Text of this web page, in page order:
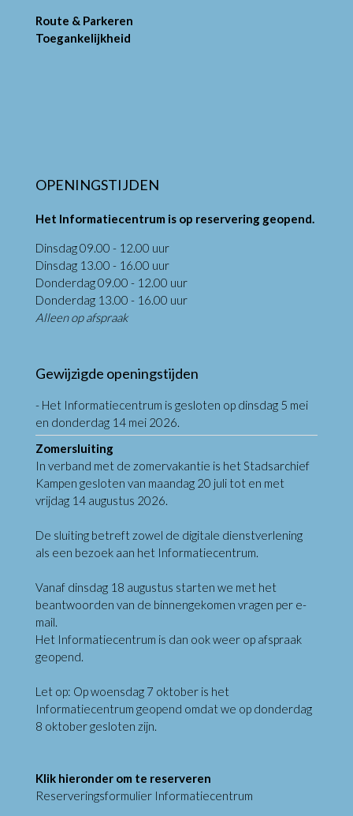
Route & Parkeren
Toegankelijkheid
OPENINGSTIJDEN
Het Informatiecentrum is op reservering geopend.
Dinsdag 09.00 - 12.00 uur
Dinsdag 13.00 - 16.00 uur
Donderdag 09.00 - 12.00 uur
Donderdag 13.00 - 16.00 uur
Alleen op afspraak
Gewijzigde openingstijden
- Het Informatiecentrum is gesloten op dinsdag 5 mei
en donderdag 14 mei 2026.
Zomersluiting
In verband met de zomervakantie is het Stadsarchief
Kampen gesloten van maandag 20 juli tot en met
vrijdag 14 augustus 2026.
De sluiting betreft zowel de digitale dienstverlening
als een bezoek aan het Informatiecentrum.
Vanaf dinsdag 18 augustus starten we met het
beantwoorden van de binnengekomen vragen per e-
mail.
Het Informatiecentrum is dan ook weer op afspraak
geopend.
Let op: Op woensdag 7 oktober is het
Informatiecentrum geopend omdat we op donderdag
8 oktober gesloten zijn.
Klik hieronder om te reserveren
Reserveringsformulier Informatiecentrum